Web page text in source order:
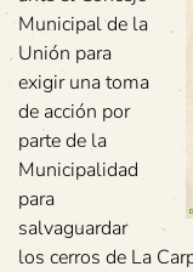
Municipal de la
Unión para
exigir una toma
de acción por
parte de la
Municipalidad
para
salvaguardar
los cerros de La